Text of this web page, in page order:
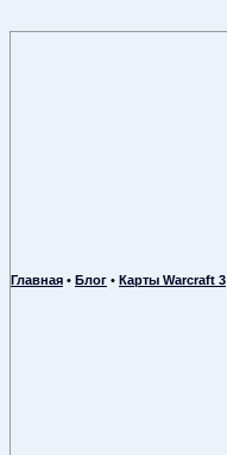
Главная • Блог • Карты Warcraft 3